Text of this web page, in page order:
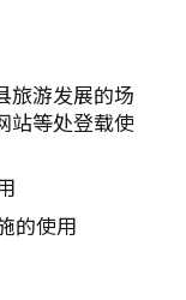
旅游发展的场
站等处登载使
的使用